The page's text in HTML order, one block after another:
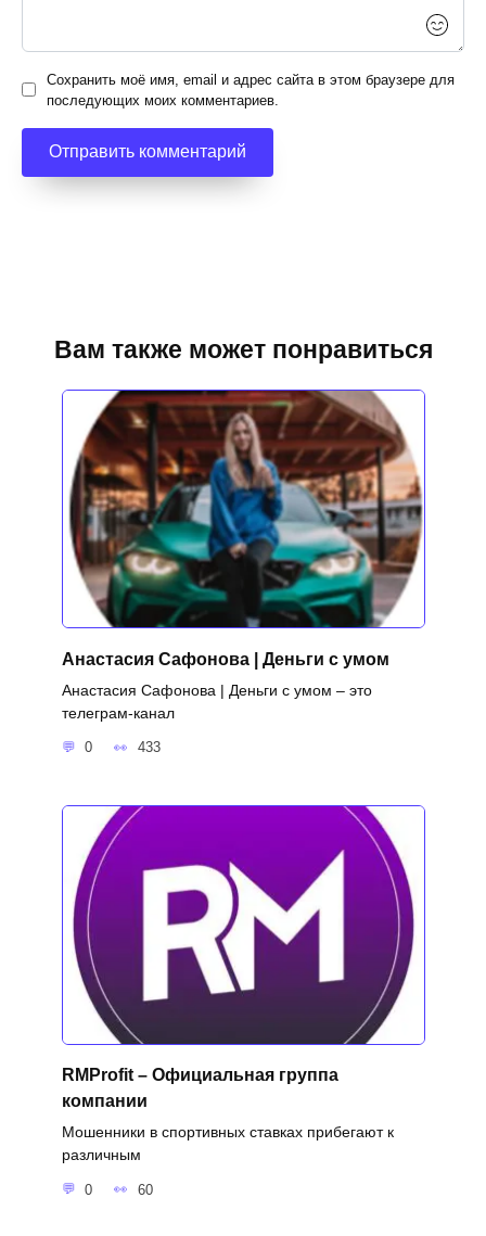
Сохранить моё имя, email и адрес сайта в этом браузере для
последующих моих комментариев.
Вам также может понравиться
Анастасия Сафонова | Деньги с умом
Анастасия Сафонова | Деньги с умом – это
телеграм-канал
0 433
RMProfit – Официальная группа
компании
Мошенники в спортивных ставках прибегают к
различным
0 60